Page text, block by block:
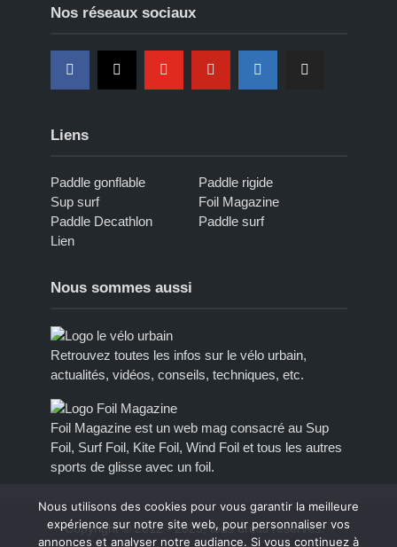
Nos réseaux sociaux
Liens
Paddle gonflable
Paddle rigide
Sup surf
Foil Magazine
Paddle Decathlon
Paddle surf
Lien
Nous sommes aussi
Retrouvez toutes les infos sur le vélo urbain,
actualités, vidéos, conseils, techniques, etc.
Foil Magazine est un web mag consacré au Sup
Foil, Surf Foil, Kite Foil, Wind Foil et tous les autres
sports de glisse avec un foil.
Copyright © 2012 - 2023, tous droits réservés.
Nous utilisons des cookies pour vous garantir la meilleure
expérience sur notre site web, pour personnaliser vos
annonces et analyser notre audiance. Si vous continuez à